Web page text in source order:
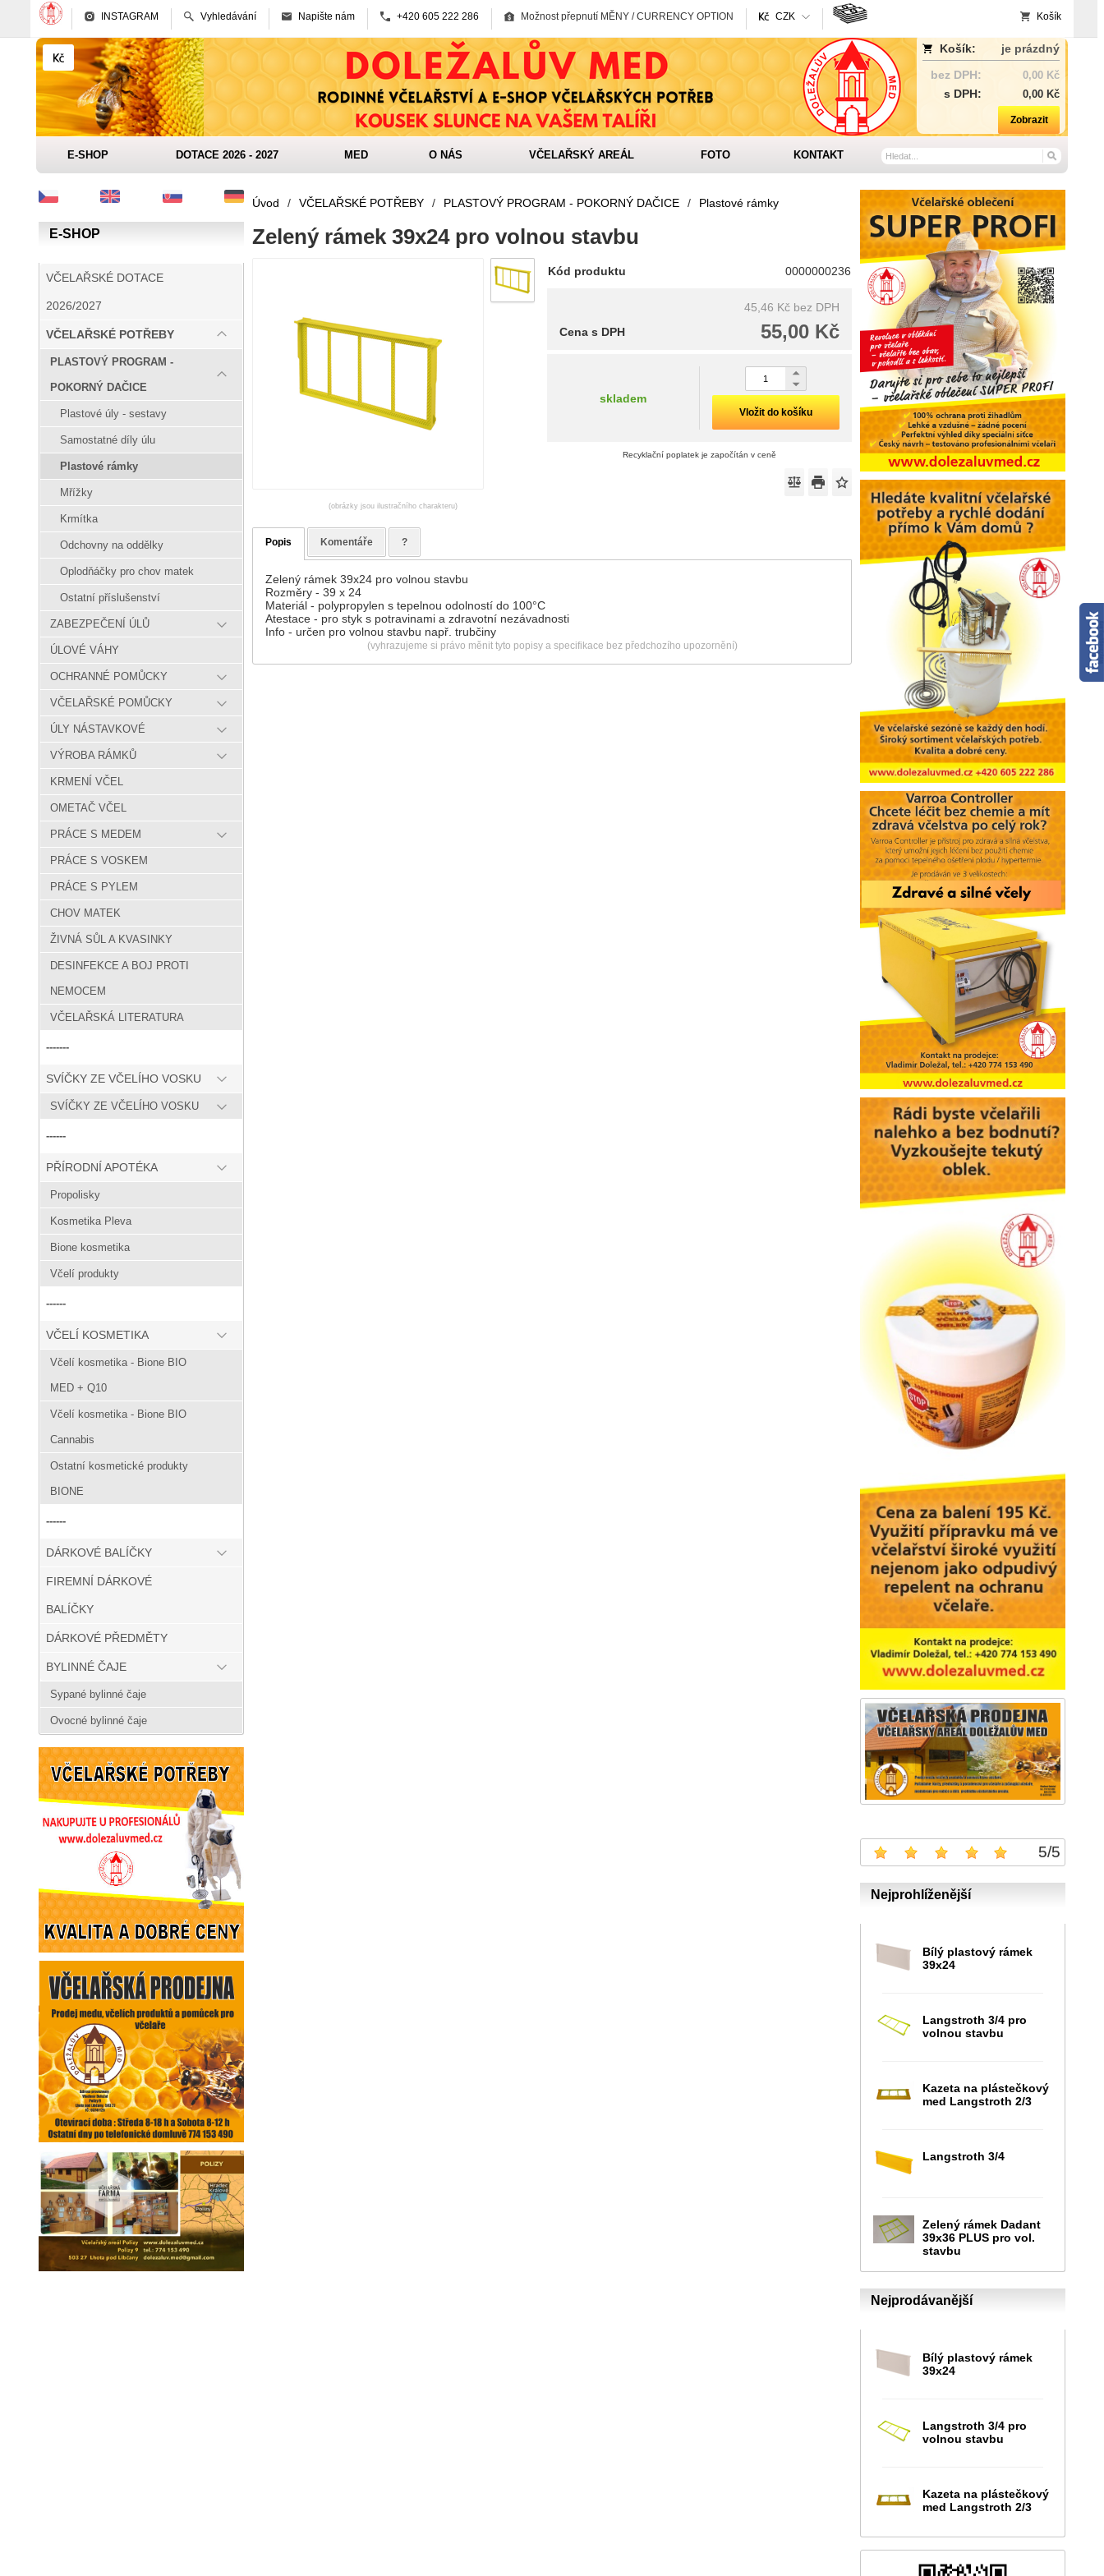
INSTAGRAM Vyhledávání Napište nám +420 605 222 286 Možnost přepnutí MĚNY / CURRENCY OPTION CZK Košík
Košík:
je prázdný
bez DPH:
0,00 Kč
s DPH: 0,00 Kč
Zobrazit
E-SHOP DOTACE 2026 - 2027 MED O NÁS VČELAŘSKÝ AREÁL FOTO KONTAKT
E-SHOP
VČELAŘSKÉ DOTACE
2026/2027
VČELAŘSKÉ POTŘEBY
PLASTOVÝ PROGRAM -
POKORNÝ DAČICE
Plastové úly - sestavy
Samostatné díly úlu
Plastové rámky
Mřížky
Krmítka
Odchovny na oddělky
Oplodňáčky pro chov matek
Ostatní příslušenství
ZABEZPEČENÍ ÚLŮ
ÚLOVÉ VÁHY
OCHRANNÉ POMŮCKY
VČELAŘSKÉ POMŮCKY
ÚLY NÁSTAVKOVÉ
VÝROBA RÁMKŮ
KRMENÍ VČEL
OMETAČ VČEL
PRÁCE S MEDEM
PRÁCE S VOSKEM
PRÁCE S PYLEM
CHOV MATEK
ŽIVNÁ SŮL A KVASINKY
DESINFEKCE A BOJ PROTI
NEMOCEM
VČELAŘSKÁ LITERATURA
-------
SVÍČKY ZE VČELÍHO VOSKU
SVÍČKY ZE VČELÍHO VOSKU
------
PŘÍRODNÍ APOTÉKA
Propolisky
Kosmetika Pleva
Bione kosmetika
Včelí produkty
------
VČELÍ KOSMETIKA
Včelí kosmetika - Bione BIO
MED + Q10
Včelí kosmetika - Bione BIO
Cannabis
Ostatní kosmetické produkty
BIONE
------
DÁRKOVÉ BALÍČKY
FIREMNÍ DÁRKOVÉ
BALÍČKY
DÁRKOVÉ PŘEDMĚTY
BYLINNÉ ČAJE
Sypané bylinné čaje
Ovocné bylinné čaje
5/5
Nejprohlíženější
Bílý plastový rámek
39x24
Langstroth 3/4 pro
volnou stavbu
Kazeta na plástečkový
med Langstroth 2/3
Langstroth 3/4
Zelený rámek Dadant
39x36 PLUS pro vol.
stavbu
Nejprodávanější
Bílý plastový rámek
39x24
Langstroth 3/4 pro
volnou stavbu
Kazeta na plástečkový
med Langstroth 2/3
Úvod / VČELAŘSKÉ POTŘEBY / PLASTOVÝ PROGRAM - POKORNÝ DAČICE / Plastové rámky
Zelený rámek 39x24 pro volnou stavbu
(obrázky jsou ilustračního charakteru)
Kód produktu 0000000236
45,46 Kč bez DPH
55,00 Kč
Cena s DPH
skladem
Vložit do košíku
Recyklační poplatek je započítán v ceně
Popis Komentáře ?
Zelený rámek 39x24 pro volnou stavbu
Rozměry - 39 x 24
Materiál - polypropylen s tepelnou odolností do 100°C
Atestace - pro styk s potravinami a zdravotní nezávadnosti
Info - určen pro volnou stavbu např. trubčiny
(vyhrazujeme si právo měnit tyto popisy a specifikace bez předchozího upozornění)